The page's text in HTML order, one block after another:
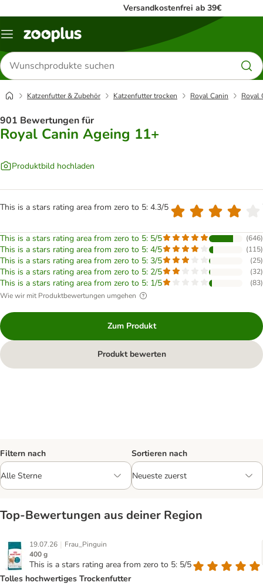
Versandkostenfrei ab 39€
Menü
Produkte
suchen
Katzenfutter & Zubehör Katzenfutter trocken Royal Canin Royal
901 Bewertungen für
Royal Canin Ageing 11+
Produktbild hochladen
This is a stars rating area from zero to 5: 4.3/5
This is a stars rating area from zero to 5: 5/5 (646)
This is a stars rating area from zero to 5: 4/5 (115)
This is a stars rating area from zero to 5: 3/5 (25)
This is a stars rating area from zero to 5: 2/5 (32)
This is a stars rating area from zero to 5: 1/5 (83)
Wie wir mit Produktbewertungen umgehen
Zum Produkt
Produkt bewerten
Filtern nach Sortieren nach
Top‑Bewertungen aus deiner Region
19.07.26 | Frau_Pinguin
400 g
This is a stars rating area from zero to 5: 5/5
Tolles hochwertiges Trockenfutter